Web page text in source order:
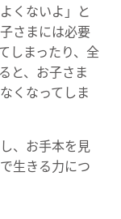
くないよ」と
さまには必要
しまったり、全
と、お子さま
くなってしま
、お手本を見
生きる力につ